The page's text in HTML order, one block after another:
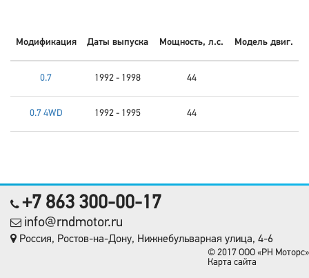
Модификация Даты выпуска Мощность, л.с. Модель двиг.
0.7 1992 - 1998 44
0.7 4WD 1992 - 1995 44
+7 863 300-00-17
info@rndmotor.ru
Россия, Ростов-на-Дону, Нижнебульварная улица, 4-6
© 2017 OOO «РН Моторс»
Карта сайта